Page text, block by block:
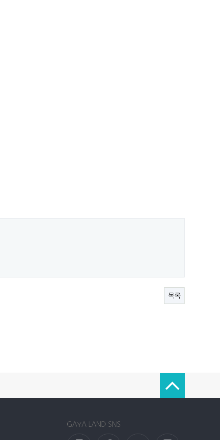
목록
GAYA LAND SNS